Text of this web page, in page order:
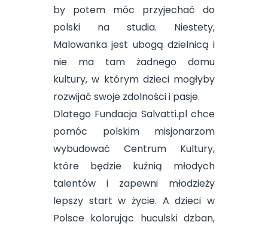
by potem móc przyjechać do
polski na studia. Niestety,
Malowanka jest ubogą dzielnicą i
nie ma tam żadnego domu
kultury, w którym dzieci mogłyby
rozwijać swoje zdolności i pasje.
Dlatego Fundacja Salvatti.pl chce
pomóc polskim misjonarzom
wybudować Centrum Kultury,
które będzie kuźnią młodych
talentów i zapewni młodzieży
lepszy start w życie. A dzieci w
Polsce kolorując huculski dzban,